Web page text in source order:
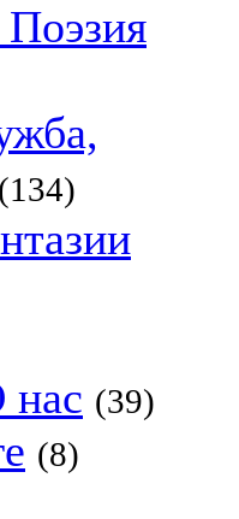
(134)
(39)
(8)